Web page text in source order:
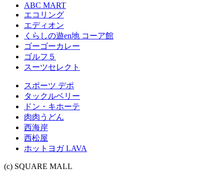
ABC MART
エコリング
エディオン
くらしの遊en地 コーア館
ゴーゴーカレー
ゴルフ５
スーツセレクト
スポーツ デポ
タックルベリー
ドン・キホーテ
肉肉うどん
西海岸
西松屋
ホットヨガ LAVA
(c) SQUARE MALL